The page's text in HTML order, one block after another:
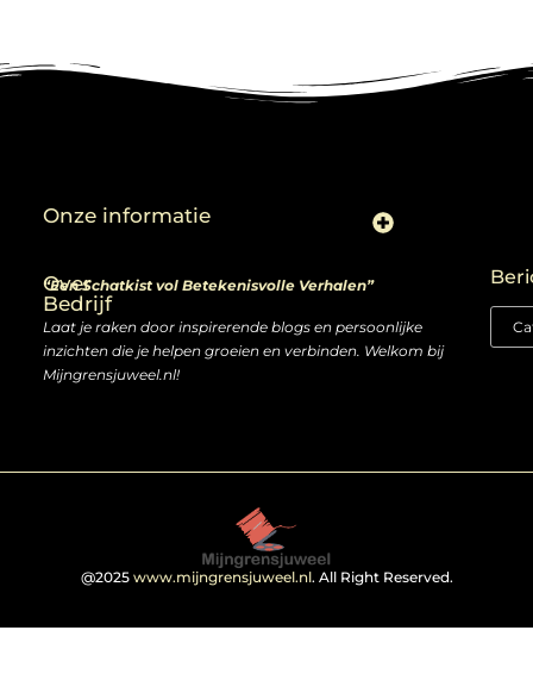
Over
Bedrijf
“Een Schatkist vol Betekenisvolle Verhalen”
Laat je raken door inspirerende blogs en persoonlijke
inzichten die je helpen groeien en verbinden. Welkom bij
Mijngrensjuweel.nl!
Onze informatie
@2025 www.mijngrensjuweel.nl. All Right Reserved.